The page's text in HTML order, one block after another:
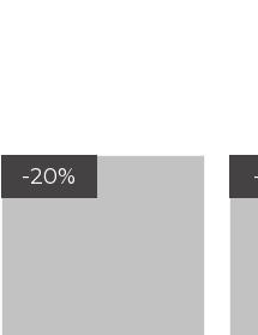
-20%